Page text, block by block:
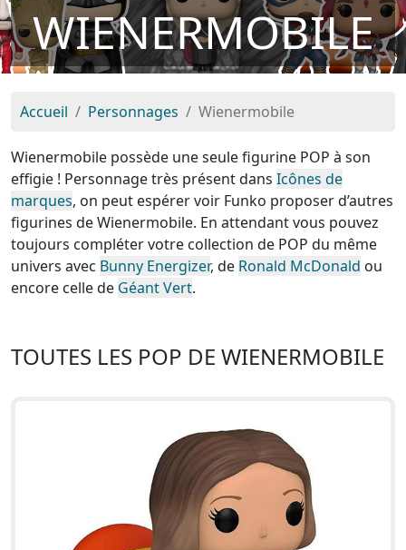
WIENERMOBILE
Accueil Personnages Wienermobile
Wienermobile possède une seule figurine POP à son
effigie ! Personnage très présent dans Icônes de
marques, on peut espérer voir Funko proposer d’autres
figurines de Wienermobile. En attendant vous pouvez
toujours compléter votre collection de POP du même
univers avec Bunny Energizer, de Ronald McDonald ou
encore celle de Géant Vert.
TOUTES LES POP DE WIENERMOBILE